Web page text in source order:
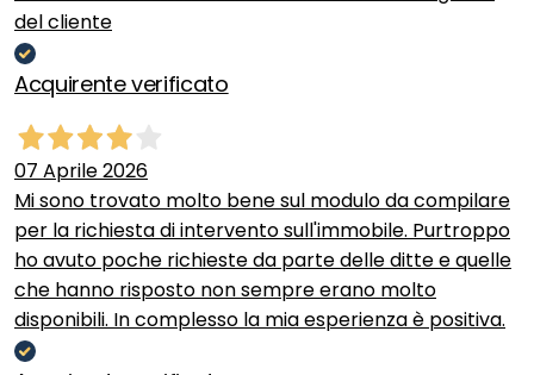
del cliente
Acquirente verificato
07 Aprile 2026
Mi sono trovato molto bene sul modulo da compilare
per la richiesta di intervento sull'immobile. Purtroppo
ho avuto poche richieste da parte delle ditte e quelle
che hanno risposto non sempre erano molto
disponibili. In complesso la mia esperienza è positiva.